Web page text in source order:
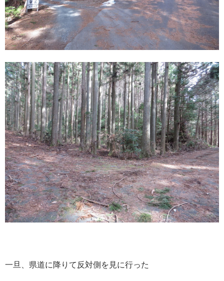
一旦、県道に降りて反対側を見に行った